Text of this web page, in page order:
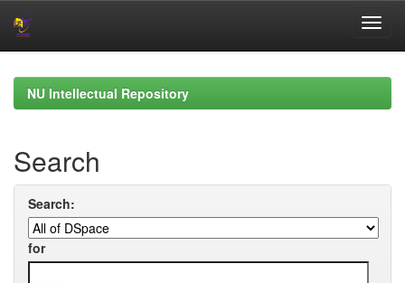
navigationNU Intellectual Repository
Search
Search:
for